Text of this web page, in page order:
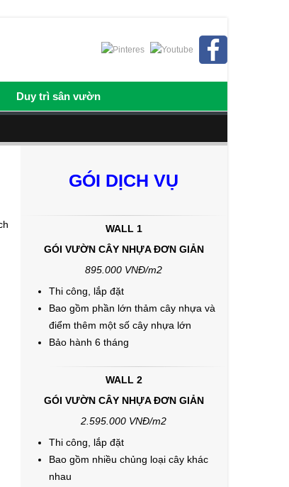
Duy trì sân vườn
GÓI DỊCH VỤ
WALL 1
GÓI VƯỜN CÂY NHỰA ĐƠN GIẢN
895.000 VNĐ/m2
Thi công, lắp đặt
Bao gồm phần lớn thảm cây nhựa và
điểm thêm một số cây nhựa lớn
Bảo hành 6 tháng
WALL 2
GÓI VƯỜN CÂY NHỰA ĐƠN GIẢN
2.595.000 VNĐ/m2
Thi công, lắp đặt
Bao gồm nhiều chủng loại cây khác
nhau